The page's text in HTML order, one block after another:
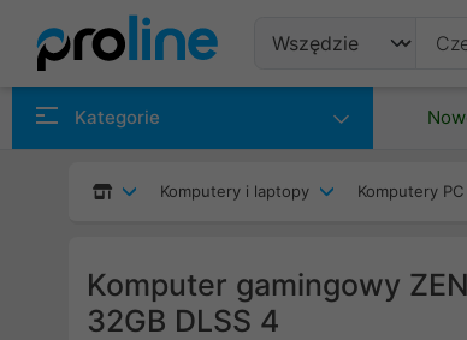
Kategorie
Komputery i laptopy Komputery PC
Komputer gamingowy
32GB DLSS 4